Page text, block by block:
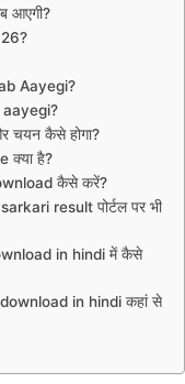
आएगी?
Aayegi?
चयन कैसे होगा?
क्या है?
कैसे करें?
result पोर्टल पर भी
in hindi में कैसे
in hindi कहां से